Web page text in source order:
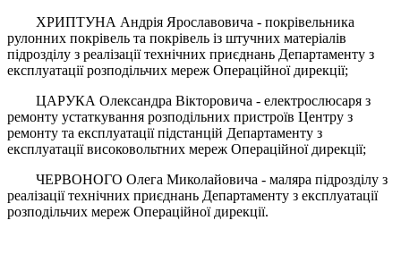
ХРИПТУНА Андрія Ярославовича - покрівельника
рулонних покрівель та покрівель із штучних матеріалів
підрозділу з реалізації технічних приєднань Департаменту з
експлуатації розподільчих мереж Операційної дирекції;
ЦАРУКА Олександра Вікторовича - електрослюсаря з
ремонту устаткування розподільних пристроїв Центру з
ремонту та експлуатації підстанцій Департаменту з
експлуатації високовольтних мереж Операційної дирекції;
ЧЕРВОНОГО Олега Миколайовича - маляра підрозділу з
реалізації технічних приєднань Департаменту з експлуатації
розподільчих мереж Операційної дирекції.